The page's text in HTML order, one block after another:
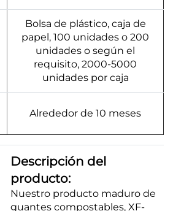
Bolsa de plástico, caja de
papel, 100 unidades o 200
unidades o según el
requisito, 2000-5000
unidades por caja
Alrededor de 10 meses
Descripción del
producto:
Nuestro producto maduro de
guantes compostables, XF-